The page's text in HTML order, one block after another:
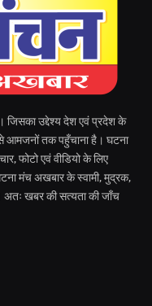
जिसका उद्देश्य देश एवं प्रदेश के
आमजनों तक पहुँचाना है। घटना
फोटो एवं वीडियो के लिए
मंच अखबार के स्वामी, मुद्रक,
अतः खबर की सत्यता की जाँच